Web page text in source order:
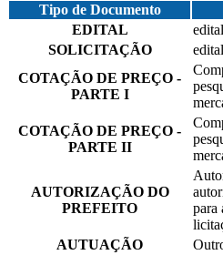
Tipo de Documento
EDITAL
edital
SOLICITAÇÃO
edital
COTAÇÃO DE PREÇO -
PARTE I
COTAÇÃO DE PREÇO -
PARTE II
AUTORIZAÇÃO DO
PREFEITO
para
AUTUAÇÃO